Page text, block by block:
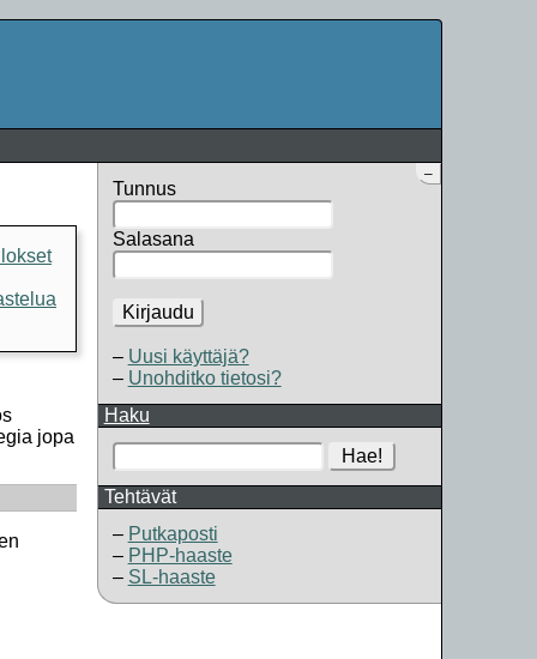
–
Tunnus
Salasana
Kirjaudu
Uusi käyttäjä?
Unohditko tietosi?
Haku
Hae!
Tehtävät
Putkaposti
PHP-haaste
SL-haaste
jopa